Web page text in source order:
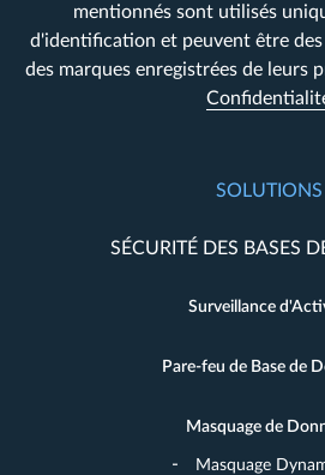
mentionnés sont utilisés
d'identification et peuvent être des
des marques enregistrées de leurs
SOLUTIONS
SÉCURITÉ DES BASES
Surveillance
Pare-feu de Base de
Masquage de
Masquage